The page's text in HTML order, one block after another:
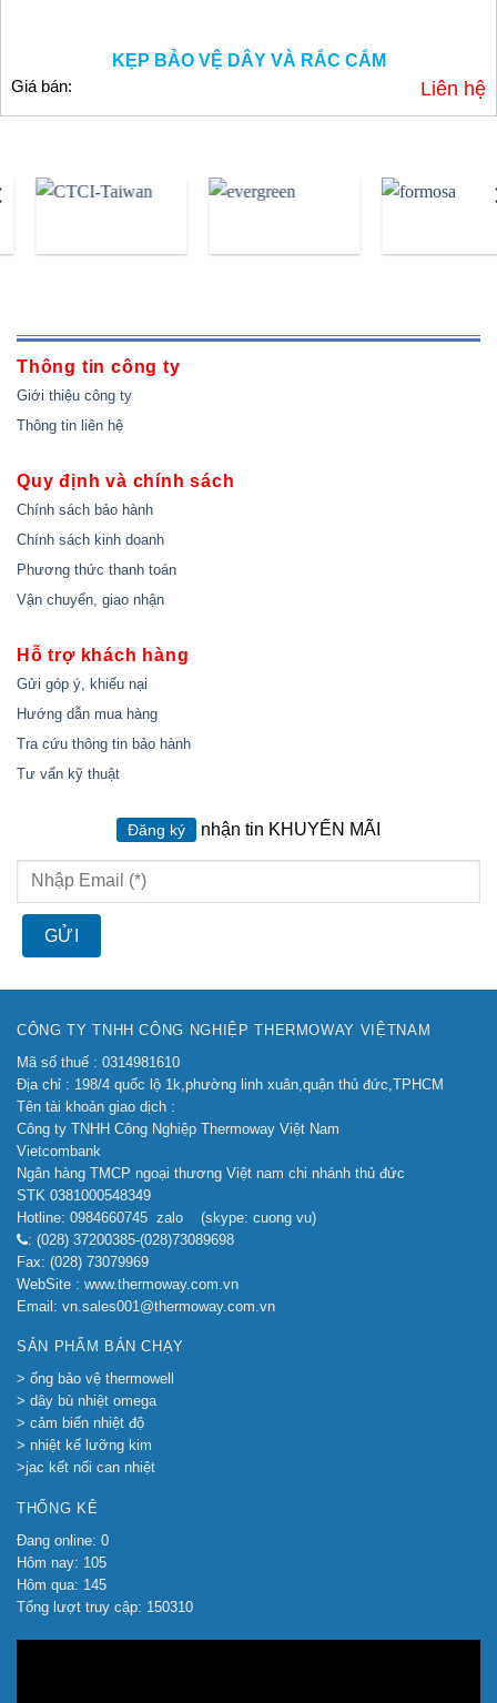
KẸP BẢO VỆ DÂY VÀ RẮC CẮM
Giá bán:
Liên hệ
Thông tin công ty
Giới thiệu công ty
Thông tin liên hệ
Quy định và chính sách
Chính sách bảo hành
Chính sách kinh doanh
Phương thức thanh toán
Vận chuyển, giao nhận
Hỗ trợ khách hàng
Gửi góp ý, khiếu nại
Hướng dẫn mua hàng
Tra cứu thông tin bảo hành
Tư vấn kỹ thuật
Đăng ký nhận tin KHUYẾN MÃI
CÔNG TY TNHH CÔNG NGHIỆP THERMOWAY VIỆTNAM
Mã số thuế : 0314981610
Địa chỉ : 198/4 quốc lộ 1k,phường linh xuân,quận thủ đức,TPHCM
Tên tài khoản giao dịch :
Công ty TNHH Công Nghiệp Thermoway Việt Nam
Vietcombank
Ngân hàng TMCP ngoại thương Việt nam chi nhánh thủ đức
STK 0381000548349
Hotline: 0984660745 zalo (skype: cuong vu)
: (028) 37200385-(028)73089698
Fax: (028) 73079969
WebSite : www.thermoway.com.vn
Email: vn.sales001@thermoway.com.vn
SẢN PHẨM BÁN CHẠY
> ống bảo vệ thermowell
> dây bù nhiệt omega
> cảm biến nhiệt độ
> nhiệt kế lưỡng kim
>jac kết nối can nhiệt
THỐNG KÊ
Đang online: 0
Hôm nay: 105
Hôm qua: 145
Tổng lượt truy cập: 150310